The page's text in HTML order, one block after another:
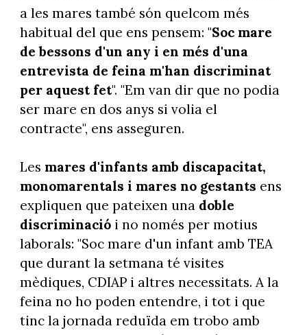
a les mares també són quelcom més
habitual del que ens pensem: "Soc mare
de bessons d'un any i en més d'una
entrevista de feina m'han discriminat
per aquest fet". "Em van dir que no podia
ser mare en dos anys si volia el
contracte", ens asseguren.
Les mares d'infants amb discapacitat,
monomarentals i mares no gestants ens
expliquen que pateixen unadoble
discriminaciói no només per motius
laborals: "Soc mare d'un infant amb TEA
que durant la setmana té visites
mèdiques, CDIAP i altres necessitats. A la
feina no ho poden entendre, i tot i que
tinc la jornada reduïda em trobo amb